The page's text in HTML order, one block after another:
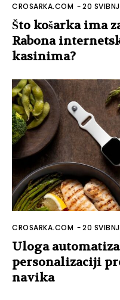
CROSARKA.COM -20
Što košarka ima
Rabona
kasinima?
CROSARKA.COM -20
Uloga
personalizaciji
navika